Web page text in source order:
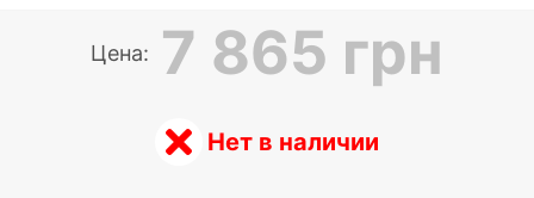
Цена: 7 865 грн
Нет в наличии